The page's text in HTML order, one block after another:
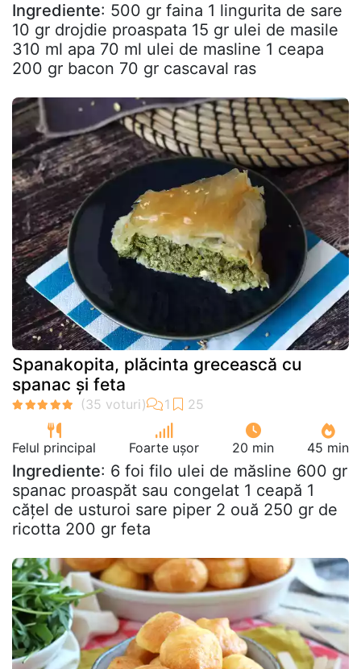
Ingrediente: 500 gr faina 1 lingurita de sare
10 gr drojdie proaspata 15 gr ulei de masile
310 ml apa 70 ml ulei de masline 1 ceapa
200 gr bacon 70 gr cascaval ras
Spanakopita, plăcinta grecească cu
spanac și feta
Felul principal Foarte ușor 20 min 45 min
Ingrediente: 6 foi filo ulei de măsline 600 gr
spanac proaspăt sau congelat 1 ceapă 1
cățel de usturoi sare piper 2 ouă 250 gr de
ricotta 200 gr feta